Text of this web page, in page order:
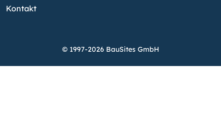
Kontakt
© 1997-2026 BauSites GmbH